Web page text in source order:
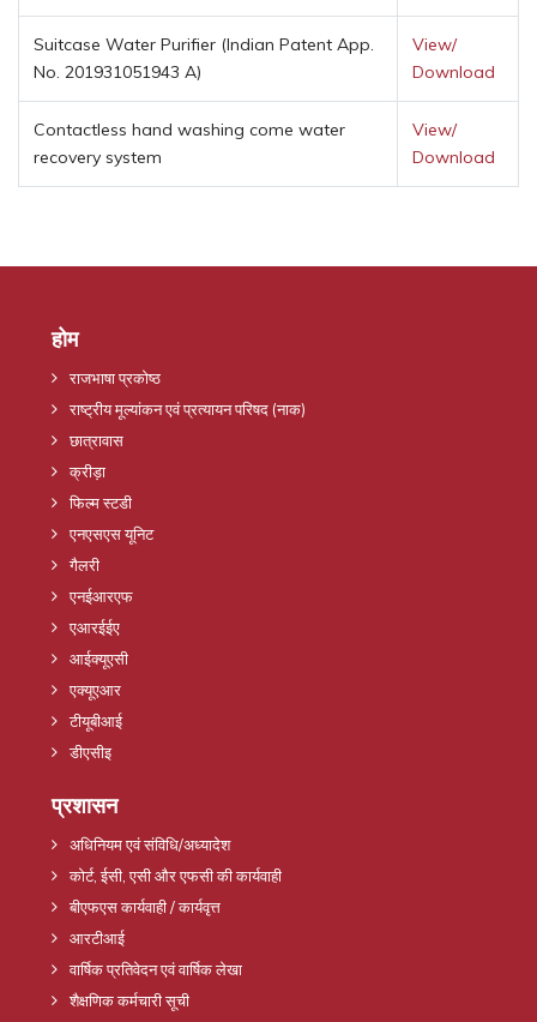
Suitcase Water Purifier (Indian Patent App.
No. 201931051943 A)
View/
Download
Contactless hand washing come water
recovery system
View/
Download
होम
राजभाषा प्रकोष्ठ
राष्ट्रीय मूल्यांकन एवं प्रत्यायन परिषद (नाक)
छात्रावास
क्रीड़ा
फिल्म स्टडी
एनएसएस यूनिट
गैलरी
एनईआरएफ
एआरईईए
आईक्यूएसी
एक्यूएआर
टीयूबीआई
डीएसीइ
प्रशासन
अधिनियम एवं संविधि/अध्यादेश
कोर्ट, ईसी, एसी और एफसी की कार्यवाही
बीएफएस कार्यवाही / कार्यवृत्त
आरटीआई
वार्षिक प्रतिवेदन एवं वार्षिक लेखा
शैक्षणिक कर्मचारी सूची